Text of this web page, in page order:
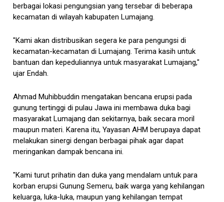
berbagai lokasi pengungsian yang tersebar di beberapa
kecamatan di wilayah kabupaten Lumajang.
"Kami akan distribusikan segera ke para pengungsi di
kecamatan-kecamatan di Lumajang. Terima kasih untuk
bantuan dan kepeduliannya untuk masyarakat Lumajang,"
ujar Endah.
Ahmad Muhibbuddin mengatakan bencana erupsi pada
gunung tertinggi di pulau Jawa ini membawa duka bagi
masyarakat Lumajang dan sekitarnya, baik secara moril
maupun materi. Karena itu, Yayasan AHM berupaya dapat
melakukan sinergi dengan berbagai pihak agar dapat
meringankan dampak bencana ini.
"Kami turut prihatin dan duka yang mendalam untuk para
korban erupsi Gunung Semeru, baik warga yang kehilangan
keluarga, luka-luka, maupun yang kehilangan tempat